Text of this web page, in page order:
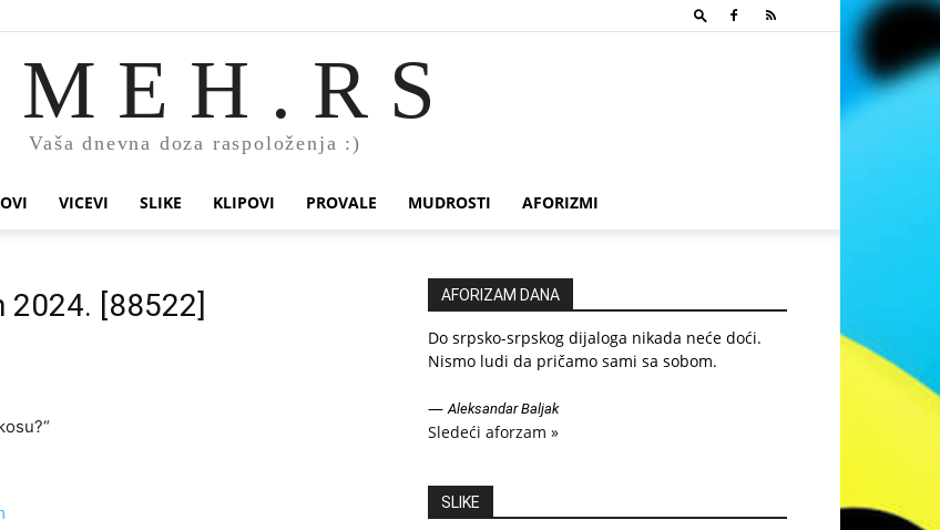
M E H . R S
Vaša dnevna doza raspoloženja :)
VICEVI SLIKE KLIPOVI PROVALE MUDROSTI AFORIZMI
2024. [88522] AFORIZAM DANA
Do srpsko-srpskog dijaloga nikada neće doći.
Nismo ludi da pričamo sami sa sobom.
—Aleksandar Baljak
Sledeći aforzam »
SLIKE